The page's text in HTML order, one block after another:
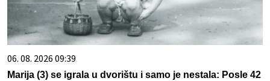
06. 08. 2026 09:39
Marija (3) se igrala u dvorištu i samo je nestala: Posle 42